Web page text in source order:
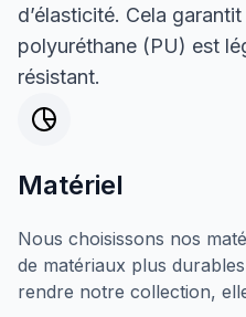
d’élasticité. Cela
polyuréthane (PU) est
résistant.
Matériel
Nous choisissons nos
de matériaux plus
rendre notre collection,